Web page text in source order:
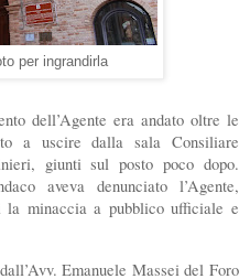
per ingrandirla
dell’Agente era andato oltre le
a uscire dalla sala Consiliare
giunti sul posto poco dopo.
aveva denunciato l’Agente,
minaccia a pubblico ufficiale e
Emanuele Massei del Foro